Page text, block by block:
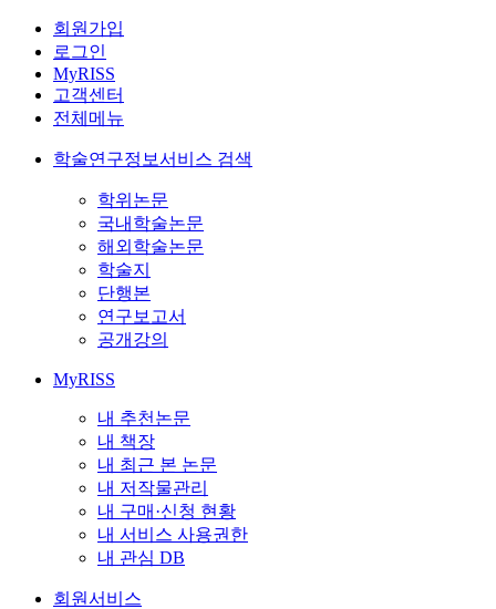
회원가입
로그인
MyRISS
고객센터
전체메뉴
학술연구정보서비스 검색
학위논문
국내학술논문
해외학술논문
학술지
단행본
연구보고서
공개강의
MyRISS
내 추천논문
내 책장
내 최근 본 논문
내 저작물관리
내 구매·신청 현황
내 서비스 사용권한
내 관심 DB
회원서비스